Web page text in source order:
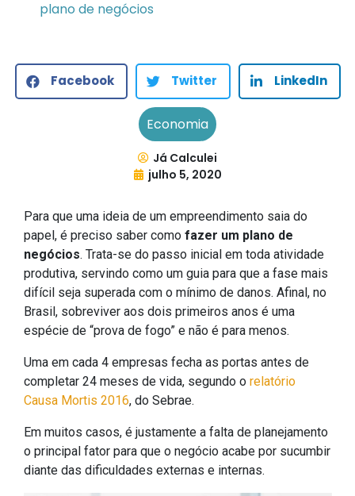
plano de negócios
Facebook Twitter LinkedIn
Economia
Já Calculei
julho 5, 2020
Para que uma ideia de um empreendimento saia do
papel, é preciso saber como fazer um plano de
negócios. Trata-se do passo inicial em toda atividade
produtiva, servindo como um guia para que a fase mais
difícil seja superada com o mínimo de danos. Afinal, no
Brasil, sobreviver aos dois primeiros anos é uma
espécie de “prova de fogo” e não é para menos.
Uma em cada 4 empresas fecha as portas antes de
completar 24 meses de vida, segundo o relatório
Causa Mortis 2016, do Sebrae.
Em muitos casos, é justamente a falta de planejamento
o principal fator para que o negócio acabe por sucumbir
diante das dificuldades externas e internas.